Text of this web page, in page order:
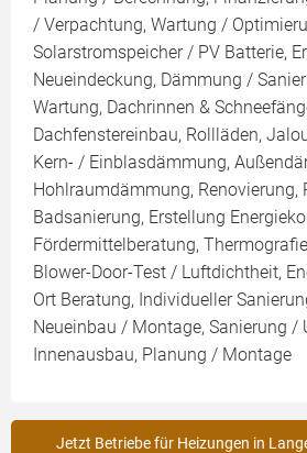
/ Verpachtung, Wartung /
Solarstromspeicher / PV Batterie,
Neueindeckung, Dämmung /
Wartung, Dachrinnen &
Dachfenstereinbau, Rollläden,
Kern- / Einblasdämmung,
Hohlraumdämmung, Renovierung,
Badsanierung, Erstellung
Fördermittelberatung,
Blower-Door-Test / Luftdichtheit,
Ort Beratung, Individueller
Neueinbau / Montage, Sanierung /
Innenausbau, Planung / Montage
Jetzt Betriebe für Heizungen in